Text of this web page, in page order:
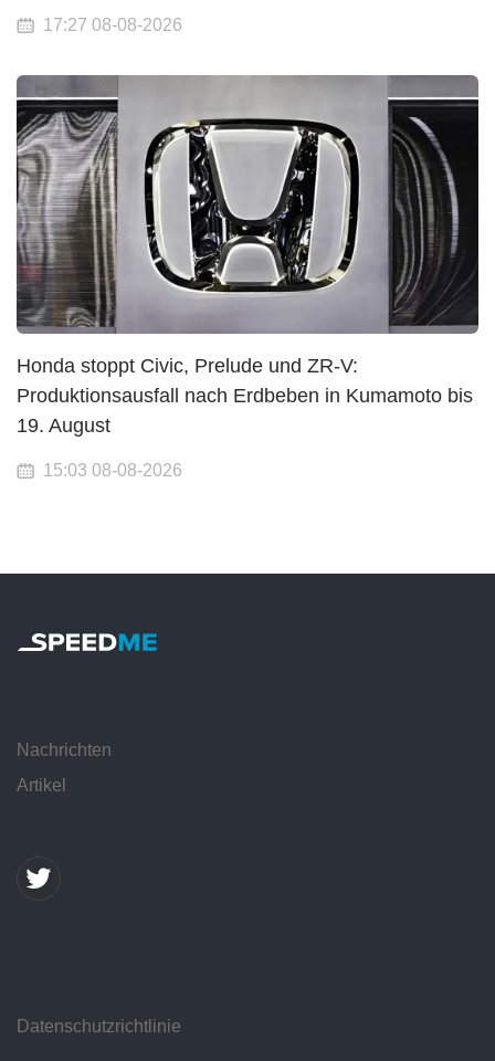
17:27 08-08-2026
Honda stoppt Civic, Prelude und ZR-V:
Produktionsausfall nach Erdbeben in Kumamoto bis
19. August
15:03 08-08-2026
Nachrichten
Artikel
Datenschutzrichtlinie